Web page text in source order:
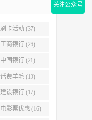
刷卡活动 (37)
工商银行 (26)
中国银行 (21)
话费羊毛 (19)
建设银行 (17)
电影票优惠 (16)
关注公众号